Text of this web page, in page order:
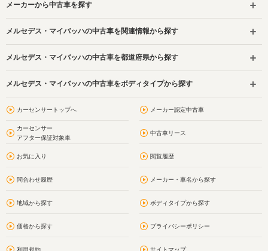
メーカーから中古車を探す
メルセデス・マイバッハの中古車を関連情報から探す
メルセデス・マイバッハの中古車を都道府県から探す
メルセデス・マイバッハの中古車をボディタイプから探す
カーセンサートップへ メーカー認定中古車
カーセンサー
アフター保証対象車
中古車リース
お気に入り 閲覧履歴
問合わせ履歴 メーカー・車名から探す
地域から探す ボディタイプから探す
価格から探す プライバシーポリシー
利用規約 サイトマップ